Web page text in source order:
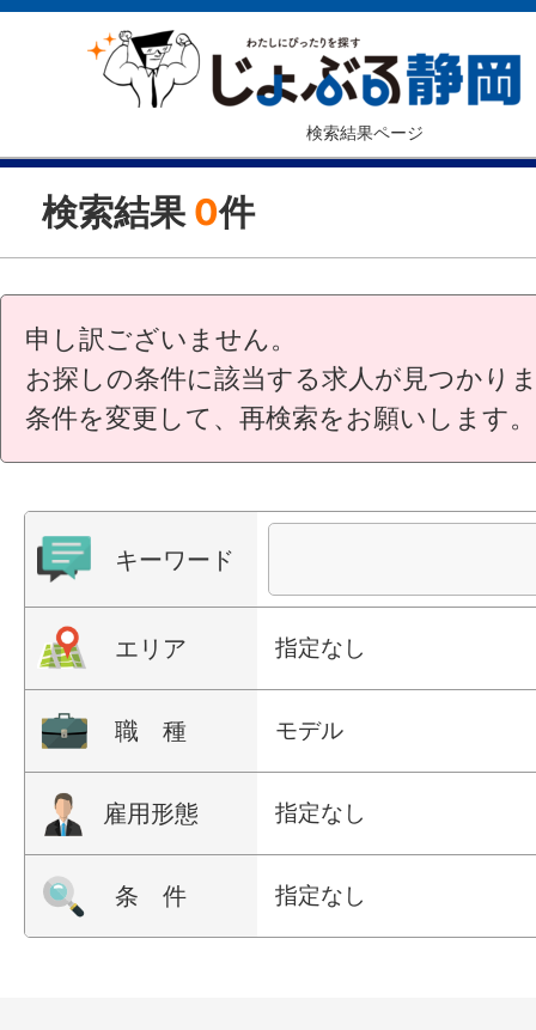
検索結果ページ
検索結果 0件
申し訳ございません。
お探しの条件に該当する求人が見つかり
条件を変更して、再検索をお願いします。
キーワード
エリア 指定なし
職 種 モデル
雇用形態 指定なし
条 件 指定なし